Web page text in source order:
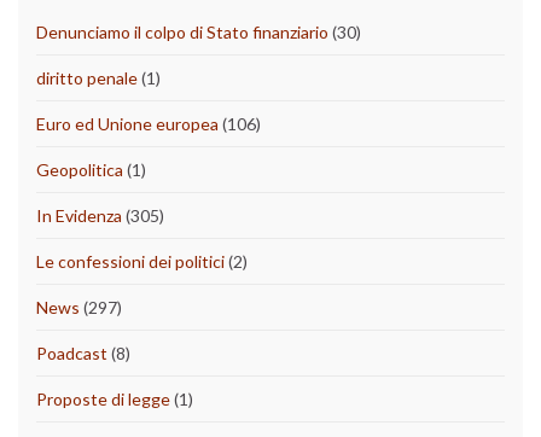
Denunciamo il colpo di Stato finanziario (30)
diritto penale(1)
Euro ed Unione europea (106)
Geopolitica (1)
In Evidenza (305)
Le confessioni dei politici(2)
News (297)
Poadcast (8)
Proposte di legge(1)